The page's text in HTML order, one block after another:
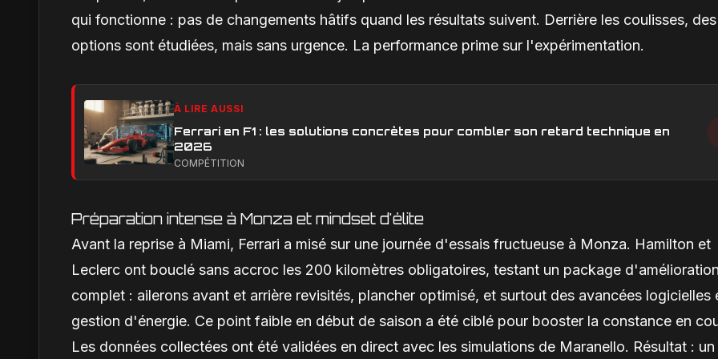
qui fonctionne : pas de changements hâtifs quand les résultats suivent. Derrière les coulisses, des
options sont étudiées, mais sans urgence. La performance prime sur l'expérimentation.
À LIRE AUSSI
Ferrari en F1 : les solutions concrètes pour combler son retard technique en
2026
COMPÉTITION
Préparation intense à Monza et mindset d'élite
Avant la reprise à Miami, Ferrari a misé sur une journée d'essais fructueuse à Monza. Hamilton et
Leclerc ont bouclé sans accroc les 200 kilomètres obligatoires, testant un package
complet : ailerons avant et arrière revisités, plancher optimisé, et surtout des avancées logicielles
gestion d'énergie. Ce point faible en début de saison a été ciblé pour booster la constance en
Les données collectées ont été validées en direct avec les simulations de Maranello. Résultat : un